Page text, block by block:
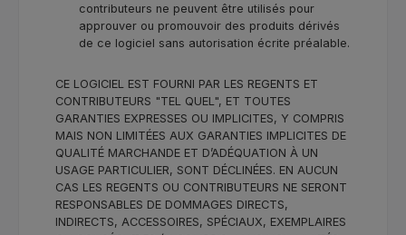
contributeurs ne peuvent être utilisés pour
approuver ou promouvoir des produits dérivés
de ce logiciel sans autorisation écrite préalable.
CE LOGICIEL EST FOURNI PAR LES REGENTS ET
CONTRIBUTEURS "TEL QUEL", ET TOUTES
GARANTIES EXPRESSES OU IMPLICITES, Y COMPRIS
MAIS NON LIMITÉES AUX GARANTIES IMPLICITES DE
QUALITÉ MARCHANDE ET D’ADÉQUATION À UN
USAGE PARTICULIER, SONT DÉCLINÉES. EN AUCUN
CAS LES REGENTS OU CONTRIBUTEURS NE SERONT
RESPONSABLES DE DOMMAGES DIRECTS,
INDIRECTS, ACCESSOIRES, SPÉCIAUX, EXEMPLAIRES